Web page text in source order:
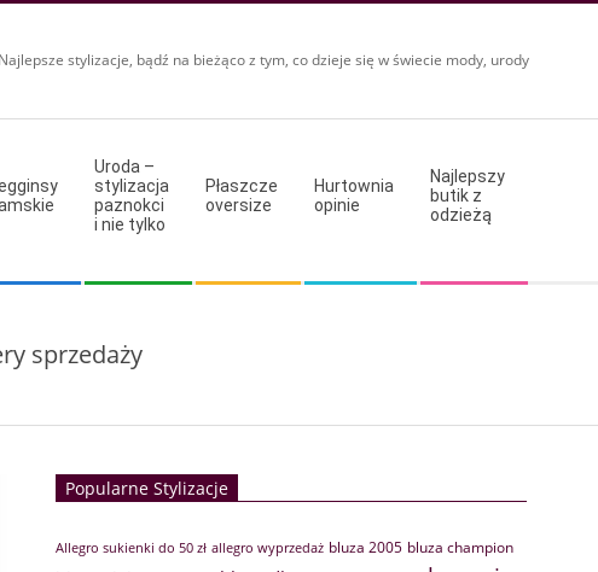
Najlepsze stylizacje, bądź na bieżąco z tym, co dzieje się w świecie mody, urody
Uroda –
stylizacja
paznokci
i nie tylko
Płaszcze
oversize
Hurtownia
opinie
Najlepszy
butik z
odzieżą
sprzedaży
Popularne Stylizacje
Allegro sukienki do 50 zł allegro wyprzedaż bluza 2005 bluza champion